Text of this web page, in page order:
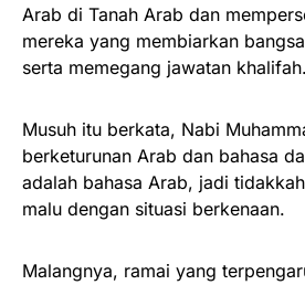
Arab di Tanah Arab dan
mereka yang membiarkan
serta memegang jawatan khalifah.
Musuh itu berkata, Nabi
berketurunan Arab dan bahasa
adalah bahasa Arab, jadi
malu dengan situasi berkenaan.
Malangnya, ramai yang